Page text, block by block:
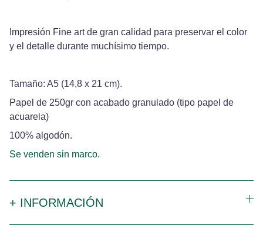
Impresión Fine art de gran calidad para preservar el color
y el detalle durante muchísimo tiempo.
Tamaño: A5 (14,8 x 21 cm).
Papel de 250gr con acabado granulado (tipo papel de
acuarela)
100% algodón.
Se venden sin marco.
+ INFORMACIÓN